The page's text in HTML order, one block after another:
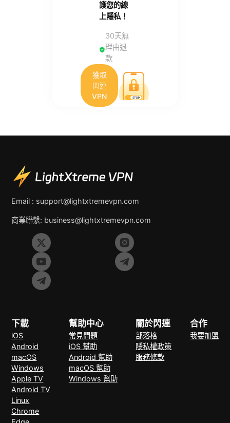
護您的線
上隱私！
30天無
理由退
款
獲取
閃連
VPN
Email : support@lightxtremevpn.com
商業聯繫: business@lightxtremevpn.com
下載
iOS
Android
macOS
Windows
Apple TV
Android TV
Linux
Chrome
幫助中心
常見問題
iOS 幫助
Android 幫助
macOS 幫助
Windows 幫助
關於閃連
部落格
隱私權政策
服務條款
合作
我要加盟